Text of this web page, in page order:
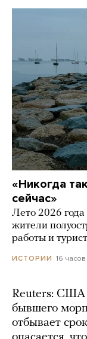
«Никогда
сейчас»
Лето 2026
жители
работы и
ИСТОРИИ 16
Reuters: США
бывшего
отбывает